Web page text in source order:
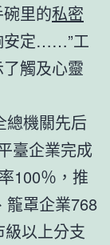
里的私密
安定……”工
觸及心靈
總機關先后
臺企業完成
100％，推
籠罩企業768
以上分支